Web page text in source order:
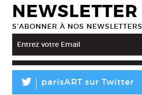
NEWSLETTER
S’ABONNER À NOS NEWSLETTERS
L parisART sur Twitter